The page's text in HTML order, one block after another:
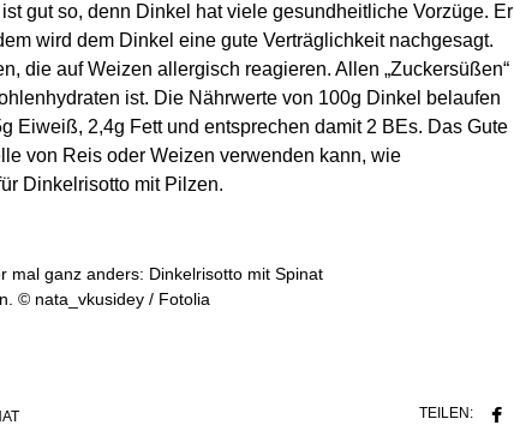
gut so, denn Dinkel hat viele gesundheitliche Vorzüge. Er
wird dem Dinkel eine gute Verträglichkeit nachgesagt.
die auf Weizen allergisch reagieren. Allen „Zuckersüßen“
ist. Die Nährwerte von 100g Dinkel belaufen
Eiweiß, 2,4g Fett und entsprechen damit 2 BEs. Das Gute
von Reis oder Weizen verwenden kann, wie
Dinkelrisotto mit Pilzen.
mal ganz anders: Dinkelrisotto mit Spinat
© nata_vkusidey / Fotolia
TEILEN: